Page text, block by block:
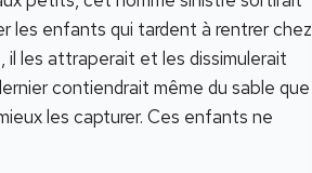
les enfants qui tardent à rentrer chez
il les attraperait et les dissimulerait
contiendrait même du sable que
les capturer. Ces enfants ne